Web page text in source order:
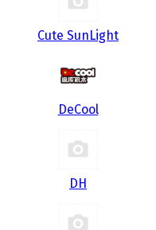
Cute SunLight
DeCool
DH